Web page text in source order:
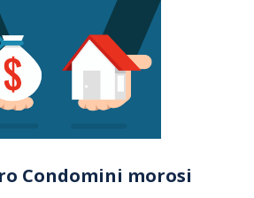
Condomini morosi